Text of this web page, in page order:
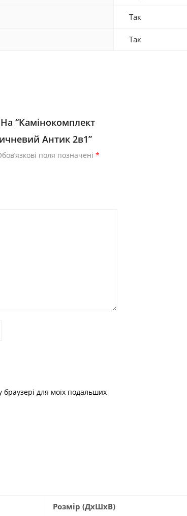
Так
Так
“Камінокомплект
Антик 2в1”
поля позначені *
для моїх подальших
Розмір (ДхШхВ)